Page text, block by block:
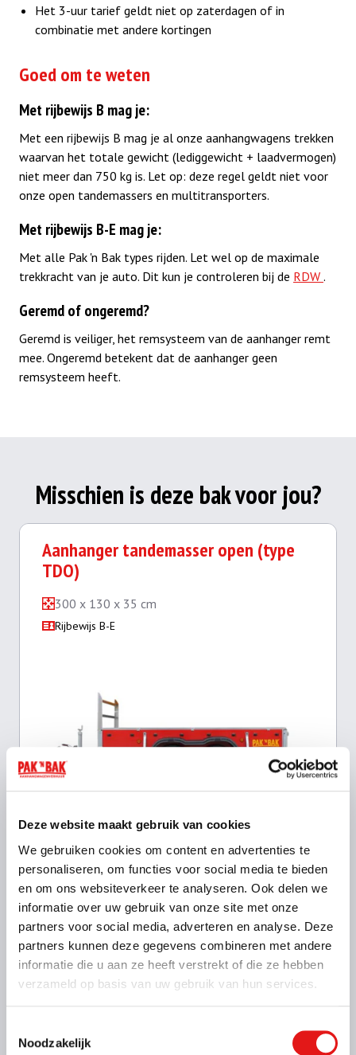
Deze website maakt gebruik van cookies
We gebruiken cookies om content en advertenties te
personaliseren, om functies voor social media te bieden
en om ons websiteverkeer te analyseren. Ook delen we
informatie over uw gebruik van onze site met onze
partners voor social media, adverteren en analyse. Deze
partners kunnen deze gegevens combineren met andere
informatie die u aan ze heeft verstrekt of die ze hebben
verzameld op basis van uw gebruik van hun services.
Noodzakelijk
Het 3-uur tarief geldt niet op zaterdagen of in
combinatie met andere kortingen
Goed om te weten
Met rijbewijs B mag je:
Met een rijbewijs B mag je al onze aanhangwagens trekken
waarvan het totale gewicht (lediggewicht + laadvermogen)
niet meer dan 750 kg is. Let op: deze regel geldt niet voor
onze open tandemassers en multitransporters.
Met rijbewijs B-E mag je:
Met alle Pak 'n Bak types rijden. Let wel op de maximale
trekkracht van je auto. Dit kun je controleren bij de RDW .
Geremd of ongeremd?
Geremd is veiliger, het remsysteem van de aanhanger remt
mee. Ongeremd betekent dat de aanhanger geen
remsysteem heeft.
Misschien is deze bak voor jou?
Aanhanger tandemasser open (type
TDO)
300 x 130 x 35 cm
Rijbewijs B-E
Kenmerken
Binnenmaat: 300 x 130 x 35 cm
Laadvermogen: 1200 kg
Max. massa: 1600 kg
Geremd: Ja
Meer informatie
Vanaf € 44,- voor de eerste 3 uur (op zaterdag geldt
dit tarief alleen voor To Go locaties)